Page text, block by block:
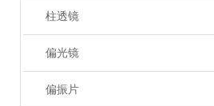
柱透镜
偏光镜
偏振片